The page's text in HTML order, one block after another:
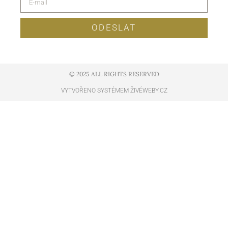
ODESLAT
© 2025 ALL RIGHTS RESERVED​
VYTVOŘENO SYSTÉMEM ŽIVÉWEBY.CZ